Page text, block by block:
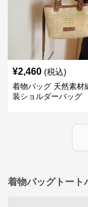
¥2,460 (税込)
着物バッグ 天然素材
装ショルダーバッグ
着物バッグトート